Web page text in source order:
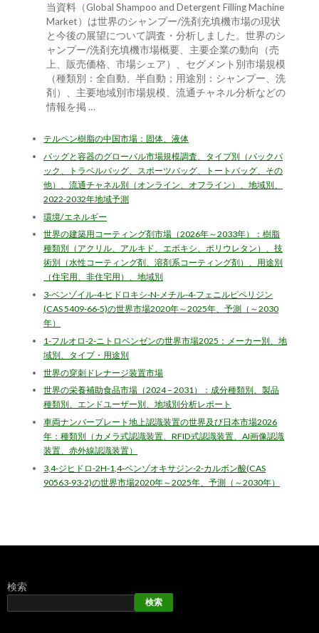
当資料（Global Shampoo and Detergent Filling Machine
Market）は世界のシャンプー/洗剤充填機市場の現状
と今後の展望について調査・分析しました。世界のシ
ャンプー/洗剤充填機市場概要、主要企業の動向（売
上、販売価格、市場シェア）、セグメント別市場規模
（種類別：全自動、半自動；用途別：シャンプー、洗
剤）、主要地域別市場規模、流通チャネル分析などの
情報を掲 …
テルペン樹脂の中国市場：固体、液体
バッグと容器のグローバル市場規模調査、タイプ別（バックパ
ック、トラベルバッグ、スポーツバッグ、トートバッグ、その
他）、流通チャネル別（オンライン、オフライン）、地域別、
2022-2032年地域予測
環境/エネルギー
世界の建築用コーティング剤市場（2026年～2033年）：樹脂
種類別（アクリル、アルキド、エポキシ、ポリウレタン）、技
術別（水性コーティング剤、溶剤系コーティング剤）、用途別
（住宅用、非住宅用）、地域別
3-ベンゾイル-4-ヒドロキシ-N-メチル-4-フェニルピペリジン
(CAS 5409-66-5)の世界市場2020年～2025年、予測（～2030
年）
1-フルオロ-2-ニトロベンゼンの世界市場2025：メーカー別、地
域別、タイプ・用途別
世界の穿刺ドレナージ装置市場
世界の栄養補助食品市場（2024 – 2031）：成分種類別、製品
種類別、エンドユーザー別、地域別分析レポート
車両ナンバープレート地上認識装置の世界及び日本市場2026
年：種類別（カメラ式認識装置、RFID式認識装置、AI画像認識
装置、赤外線認識装置）
3,4-ジヒドロ-2H-1,4-ベンゾオキサジン-2-カルボン酸(CAS
90563-93-2)の世界市場2020年～2025年、予測（～2030年）
検索
検索